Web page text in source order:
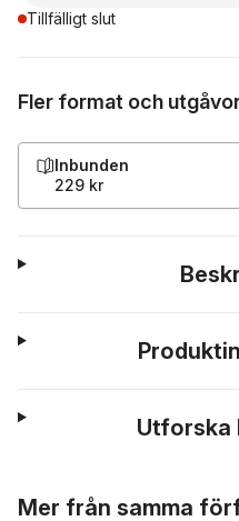
Tillfälligt slut
Fler format och
Inbunden
229 kr
Utforska
Mer från samma